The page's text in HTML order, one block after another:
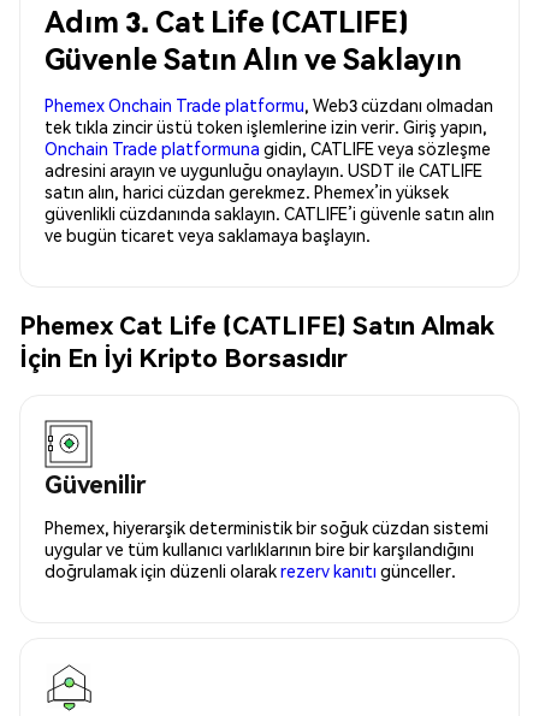
Adım 3. Cat Life (CATLIFE)
Güvenle Satın Alın ve Saklayın
Phemex Onchain Trade platformu, Web3 cüzdanı olmadan
tek tıkla zincir üstü token işlemlerine izin verir. Giriş yapın,
Onchain Trade platformuna gidin, CATLIFE veya sözleşme
adresini arayın ve uygunluğu onaylayın. USDT ile CATLIFE
satın alın, harici cüzdan gerekmez. Phemex’in yüksek
güvenlikli cüzdanında saklayın. CATLIFE’i güvenle satın alın
ve bugün ticaret veya saklamaya başlayın.
Phemex Cat Life (CATLIFE) Satın Almak
İçin En İyi Kripto Borsasıdır
Güvenilir
Phemex, hiyerarşik deterministik bir soğuk cüzdan sistemi
uygular ve tüm kullanıcı varlıklarının bire bir karşılandığını
doğrulamak için düzenli olarakrezerv kanıtı günceller.